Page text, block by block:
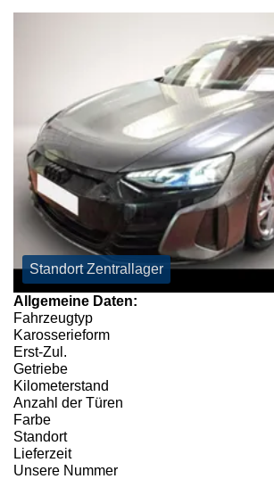
Standort Zentrallager
Allgemeine Daten:
Fahrzeugtyp
Karosserieform
Erst-Zul.
Getriebe
Kilometerstand
Anzahl der Türen
Farbe
Standort
Lieferzeit
Unsere Nummer